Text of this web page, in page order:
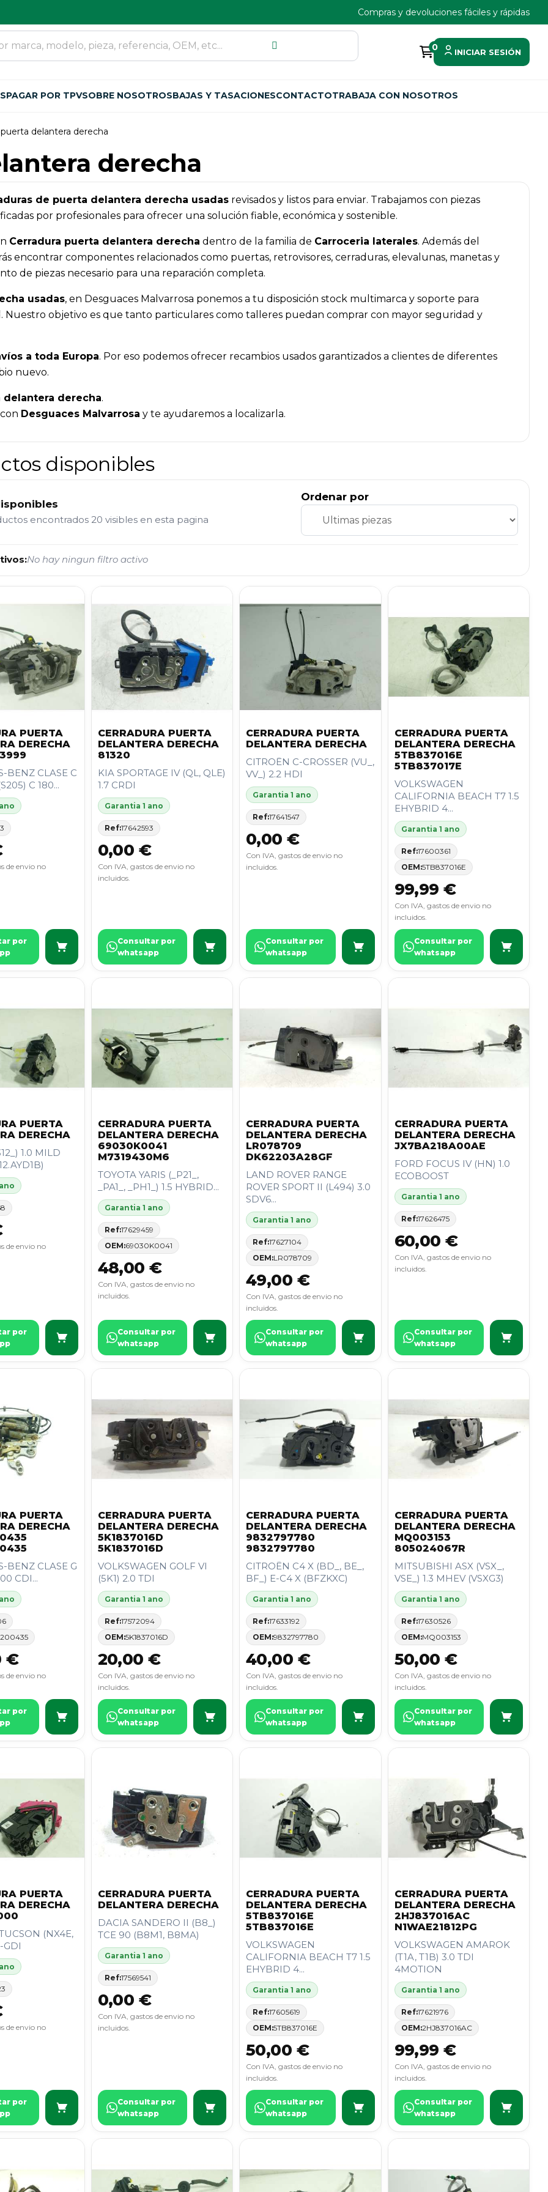
Compras y devoluciones fáciles y rápidas
0 INICIAR SESIÓN
PAGAR POR TPVSOBRE NOSOTROSBAJAS Y TASACIONESCONTACTOTRABAJA CON NOSOTROS
puerta delantera derecha
derecha
de puerta delantera derecha usadas revisados y listos para enviar. Trabajamos con piezas
por profesionales para ofrecer una solución fiable, económica y sostenible.
Cerradura puerta delantera derecha dentro de la familia de Carroceria laterales. Además del
encontrar componentes relacionados como puertas, retrovisores, cerraduras, elevalunas, manetas y
de piezas necesario para una reparación completa.
usadas, en Desguaces Malvarrosa ponemos a tu disposición stock multimarca y soporte para
Nuestro objetivo es que tanto particulares como talleres puedan comprar con mayor seguridad y
a toda Europa. Por eso podemos ofrecer recambios usados garantizados a clientes de diferentes
nuevo.
delantera derecha.
Desguaces Malvarrosa y te ayudaremos a localizarla.
disponibles
encontrados 20 visibles en esta pagina
Ordenar por
No hay ningun filtro activo
PUERTA
DERECHA
BENZ CLASE C
C 180...
de envio no
por
CERRADURA PUERTA
DELANTERA DERECHA
81320
KIA SPORTAGE IV (QL, QLE)
1.7 CRDI
Garantia 1 ano
Ref:17642593
0,00 €
Con IVA, gastos de envio no
incluidos.
Consultar por
whatsapp
CERRADURA PUERTA
DELANTERA DERECHA
CITROËN C-CROSSER (VU_,
VV_) 2.2 HDI
Garantia 1 ano
Ref:17641547
0,00 €
Con IVA, gastos de envio no
incluidos.
Consultar por
whatsapp
CERRADURA PUERTA
DELANTERA DERECHA
5TB837016E
5TB837017E
VOLKSWAGEN
CALIFORNIA BEACH T7 1.5
EHYBRID 4...
Garantia 1 ano
Ref:17600361
OEM:5TB837016E
99,99 €
Con IVA, gastos de envio no
incluidos.
Consultar por
whatsapp
PUERTA
DERECHA
1.0 MILD
de envio no
por
CERRADURA PUERTA
DELANTERA DERECHA
69030K0041
M7319430M6
TOYOTA YARIS (_P21_,
_PA1_, _PH1_) 1.5 HYBRID...
Garantia 1 ano
Ref:17629459
OEM:69030K0041
48,00 €
Con IVA, gastos de envio no
incluidos.
Consultar por
whatsapp
CERRADURA PUERTA
DELANTERA DERECHA
LR078709
DK62203A28GF
LAND ROVER RANGE
ROVER SPORT II (L494) 3.0
SDV6...
Garantia 1 ano
Ref:17627104
OEM:LR078709
49,00 €
Con IVA, gastos de envio no
incluidos.
Consultar por
whatsapp
CERRADURA PUERTA
DELANTERA DERECHA
JX7BA218A00AE
FORD FOCUS IV (HN) 1.0
ECOBOOST
Garantia 1 ano
Ref:17626475
60,00 €
Con IVA, gastos de envio no
incluidos.
Consultar por
whatsapp
PUERTA
DERECHA
BENZ CLASE G
CDI...
€
de envio no
por
CERRADURA PUERTA
DELANTERA DERECHA
5K1837016D
5K1837016D
VOLKSWAGEN GOLF VI
(5K1) 2.0 TDI
Garantia 1 ano
Ref:17572094
OEM:5K1837016D
20,00 €
Con IVA, gastos de envio no
incluidos.
Consultar por
whatsapp
CERRADURA PUERTA
DELANTERA DERECHA
9832797780
9832797780
CITROËN C4 X (BD_, BE_,
BF_) E-C4 X (BFZKXC)
Garantia 1 ano
Ref:17633192
OEM:9832797780
40,00 €
Con IVA, gastos de envio no
incluidos.
Consultar por
whatsapp
CERRADURA PUERTA
DELANTERA DERECHA
MQ003153
805024067R
MITSUBISHI ASX (VSX_,
VSE_) 1.3 MHEV (VSXG3)
Garantia 1 ano
Ref:17630526
OEM:MQ003153
50,00 €
Con IVA, gastos de envio no
incluidos.
Consultar por
whatsapp
PUERTA
DERECHA
(NX4E,
GDI
de envio no
por
CERRADURA PUERTA
DELANTERA DERECHA
DACIA SANDERO II (B8_)
TCE 90 (B8M1, B8MA)
Garantia 1 ano
Ref:17569541
0,00 €
Con IVA, gastos de envio no
incluidos.
Consultar por
whatsapp
CERRADURA PUERTA
DELANTERA DERECHA
5TB837016E
5TB837016E
VOLKSWAGEN
CALIFORNIA BEACH T7 1.5
EHYBRID 4...
Garantia 1 ano
Ref:17605619
OEM:5TB837016E
50,00 €
Con IVA, gastos de envio no
incluidos.
Consultar por
whatsapp
CERRADURA PUERTA
DELANTERA DERECHA
2HJ837016AC
N1WAE21812PG
VOLKSWAGEN AMAROK
(T1A, T1B) 3.0 TDI
4MOTION
Garantia 1 ano
Ref:17621976
OEM:2HJ837016AC
99,99 €
Con IVA, gastos de envio no
incluidos.
Consultar por
whatsapp